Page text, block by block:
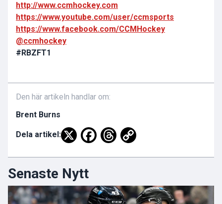
http://www.ccmhockey.com
https://www.youtube.com/user/ccmsports
https://www.facebook.com/CCMHockey
@ccmhockey
#RBZFT1
Den här artikeln handlar om:
Brent Burns
Dela artikel:
Senaste Nytt